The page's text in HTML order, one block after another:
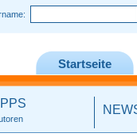
Startseite